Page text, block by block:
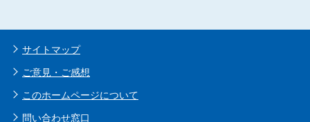
サイトマップ
ご意見・ご感想
このホームページについて
問い合わせ窓口